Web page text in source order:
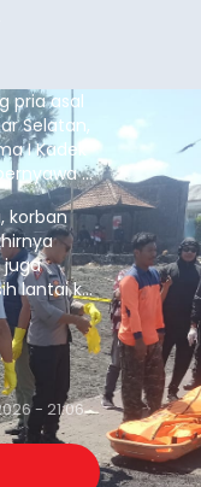
pria asal
Selatan,
I Kadek
di
korban
juga
lantai ke
- 21:06